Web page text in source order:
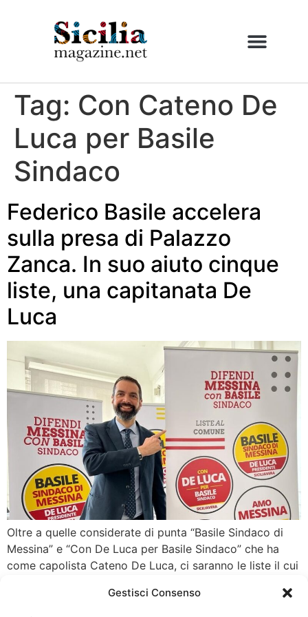
Gestisci Consenso
Tag: Con Cateno De
Luca per Basile
Sindaco
Federico Basile accelera
sulla presa di Palazzo
Zanca. In suo aiuto cinque
liste, una capitanata De
Luca
Oltre a quelle considerate di punta “Basile Sindaco di
Messina” e “Con De Luca per Basile Sindaco” che ha
come capolista Cateno De Luca, ci saranno le liste il cui
agli slogan del sindaco di Messina uscente: “Amo